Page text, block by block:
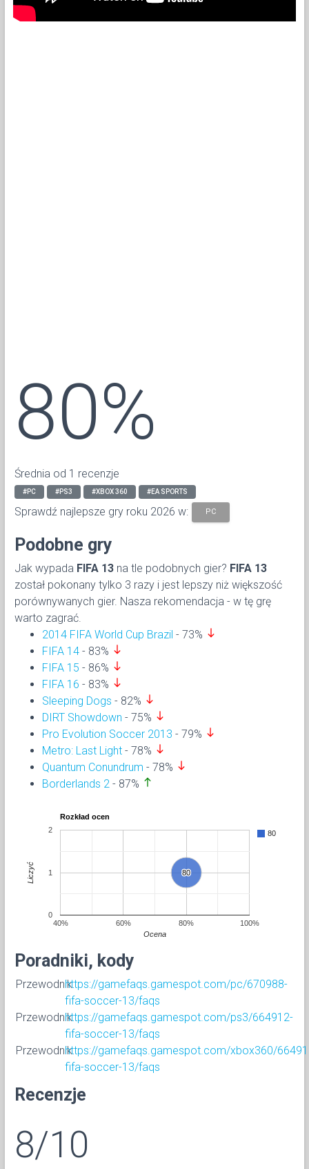
80%
Średnia od 1 recenzje
#PC #PS3 #XBOX 360 #EA SPORTS
Sprawdź najlepsze gry roku 2026 w: PC
Podobne gry
Jak wypada FIFA 13 na tle podobnych gier? FIFA 13
został pokonany tylko 3 razy i jest lepszy niż większość
porównywanych gier. Nasza rekomendacja - w tę grę
warto zagrać.
2014 FIFA World Cup Brazil - 73% south
FIFA 14 - 83% south
FIFA 15 - 86% south
FIFA 16 - 83% south
Sleeping Dogs - 82% south
DIRT Showdown - 75% south
Pro Evolution Soccer 2013 - 79% south
Metro: Last Light - 78% south
Quantum Conundrum - 78% south
Borderlands 2 - 87% north
Rozkład ocen
80
80
80
40% 60% 80% 100%
0
1
2
Ocena
Liczyć
Poradniki, kody
Przewodnikhttps://gamefaqs.gamespot.com/pc/670988-
fifa-soccer-13/faqs
Przewodnikhttps://gamefaqs.gamespot.com/ps3/664912-
fifa-soccer-13/faqs
Przewodnikhttps://gamefaqs.gamespot.com/xbox360/
fifa-soccer-13/faqs
Recenzje
8/10